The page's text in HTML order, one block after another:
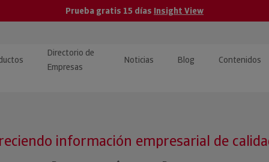
Prueba gratis 15 días Insight View
Directorio de
Empresas
Noticias Blog Contenidos
Pública
información empresarial de